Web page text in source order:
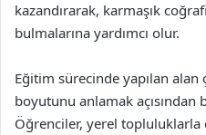
kazandırarak, karmaşık
bulmalarına yardımcı olur.
Eğitim sürecinde yapılan alan
boyutunu anlamak açısından
Öğrenciler, yerel